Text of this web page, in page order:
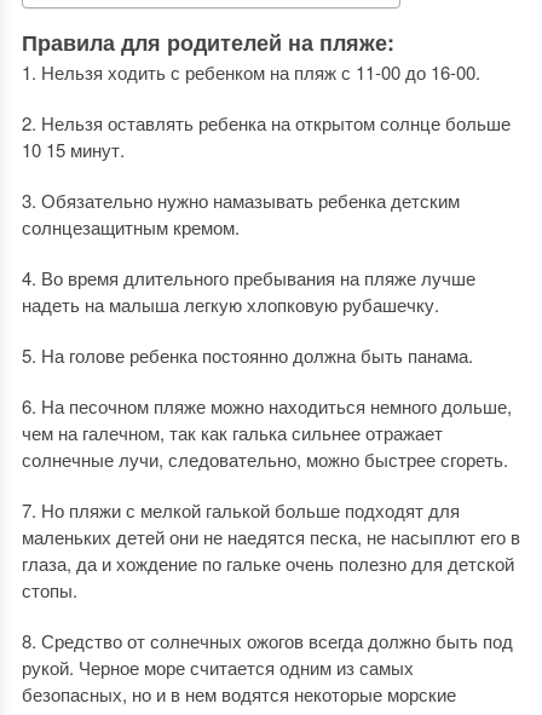
Правила для родителей на пляже:
1. Нельзя ходить с ребенком на пляж с 11-00 до 16-00.
2. Нельзя оставлять ребенка на открытом солнце больше
10 15 минут.
3. Обязательно нужно намазывать ребенка детским
солнцезащитным кремом.
4. Во время длительного пребывания на пляже лучше
надеть на малыша легкую хлопковую рубашечку.
5. На голове ребенка постоянно должна быть панама.
6. На песочном пляже можно находиться немного дольше,
чем на галечном, так как галька сильнее отражает
солнечные лучи, следовательно, можно быстрее сгореть.
7. Но пляжи с мелкой галькой больше подходят для
маленьких детей они не наедятся песка, не насыплют его в
глаза, да и хождение по гальке очень полезно для детской
стопы.
8. Средство от солнечных ожогов всегда должно быть под
рукой. Черное море считается одним из самых
безопасных, но и в нем водятся некоторые морские